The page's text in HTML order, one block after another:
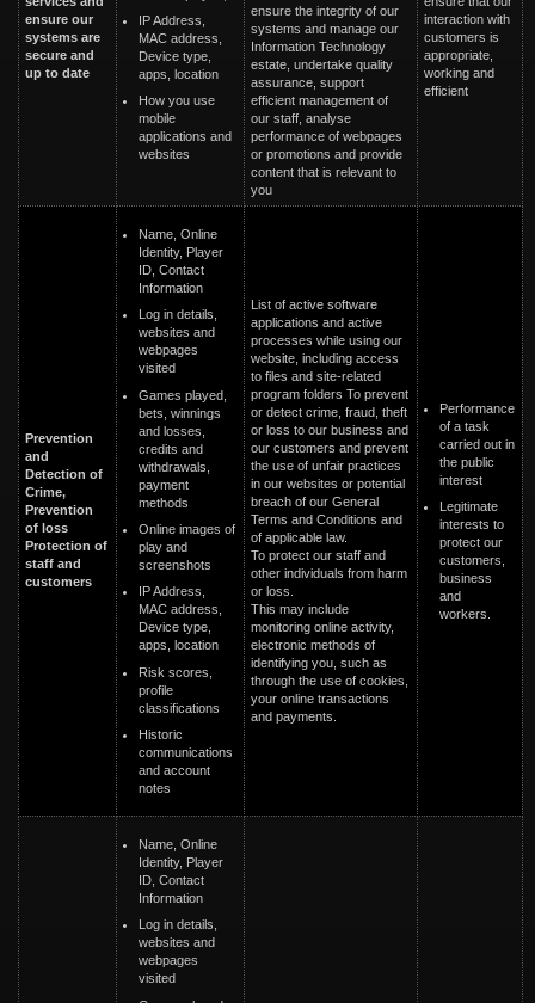
ensure our
systems are
secure and
up to date
IP Address,
MAC address,
Device type,
apps, location
How you use
mobile
applications and
websites
ensure the integrity of our
systems and manage our
Information Technology
estate, undertake quality
assurance, support
efficient management of
our staff, analyse
performance of webpages
or promotions and provide
content that is relevant to
you
interaction with
customers is
appropriate,
working and
efficient
Prevention
and
Detection of
Crime,
Prevention
of loss
Protection of
staff and
customers
Name, Online
Identity, Player
ID, Contact
Information
Log in details,
websites and
webpages
visited
Games played,
bets, winnings
and losses,
credits and
withdrawals,
payment
methods
Online images of
play and
screenshots
IP Address,
MAC address,
Device type,
apps, location
Risk scores,
profile
classifications
Historic
communications
and account
notes
List of active software
applications and active
processes while using our
website, including access
to files and site-related
program folders To prevent
or detect crime, fraud, theft
or loss to our business and
our customers and prevent
the use of unfair practices
in our websites or potential
breach of our General
Terms and Conditions and
of applicable law.
To protect our staff and
other individuals from harm
or loss.
This may include
monitoring online activity,
electronic methods of
identifying you, such as
through the use of cookies,
your online transactions
and payments.
Performance
of a task
carried out in
the public
interest
Legitimate
interests to
protect our
customers,
business
and
workers.
Name, Online
Identity, Player
ID, Contact
Information
Log in details,
websites and
webpages
visited